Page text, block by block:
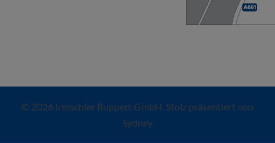
© 2026 Irmschler Ruppert GmbH. Stolz präsentiert von
Sydney